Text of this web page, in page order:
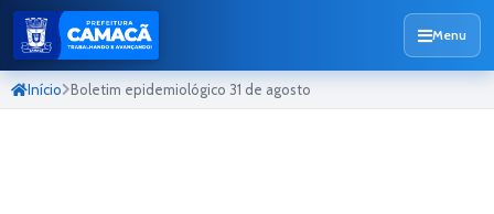
Menu
Início Boletim epidemiológico 31 de agosto